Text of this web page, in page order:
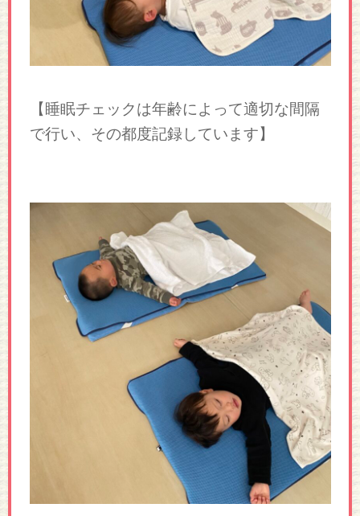
【睡眠チェックは年齢によって適切な間隔
で行い、その都度記録しています】